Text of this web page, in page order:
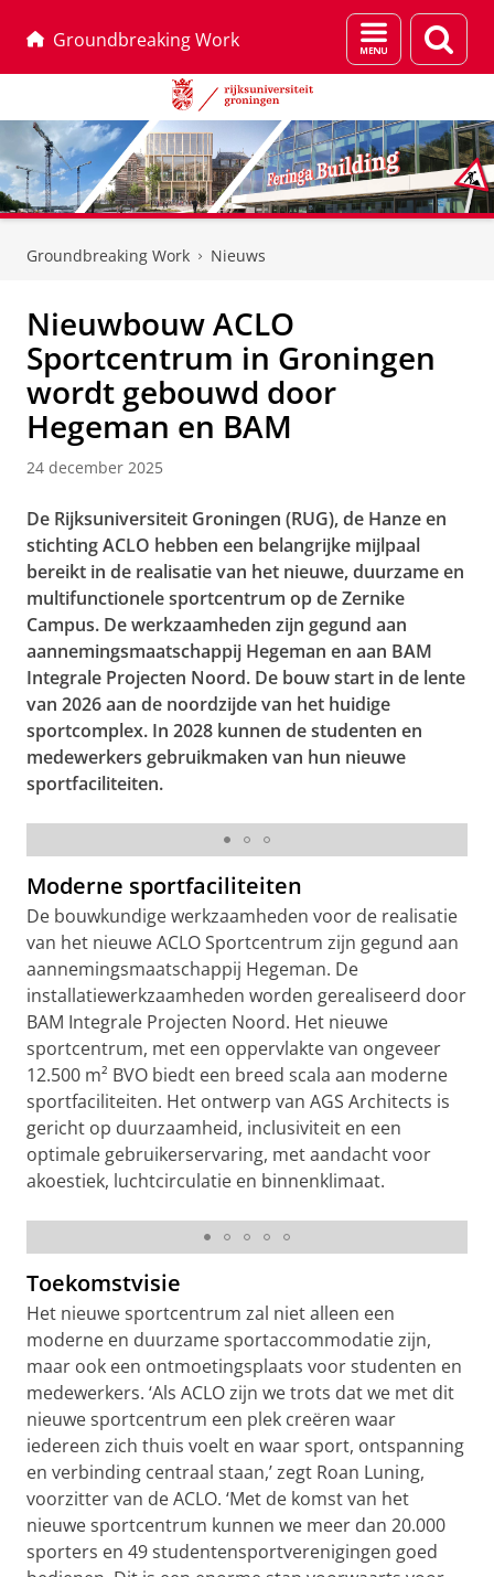
Groundbreaking Work
Menu
en
Groundbreaking Work Nieuws
Nieuwbouw ACLO
Sportcentrum in Groningen
wordt gebouwd door
Hegeman en BAM
24 december 2025
De Rijksuniversiteit Groningen (RUG), de Hanze en
stichting ACLO hebben een belangrijke mijlpaal
bereikt in de realisatie van het nieuwe, duurzame en
multifunctionele sportcentrum op de Zernike
Campus. De werkzaamheden zijn gegund aan
aannemingsmaatschappij Hegeman en aan BAM
Integrale Projecten Noord. De bouw start in de lente
van 2026 aan de noordzijde van het huidige
sportcomplex. In 2028 kunnen de studenten en
medewerkers gebruikmaken van hun nieuwe
sportfaciliteiten.
Moderne sportfaciliteiten
De bouwkundige werkzaamheden voor de realisatie
van het nieuwe ACLO Sportcentrum zijn gegund aan
aannemingsmaatschappij Hegeman. De
installatiewerkzaamheden worden gerealiseerd door
BAM Integrale Projecten Noord. Het nieuwe
sportcentrum, met een oppervlakte van ongeveer
12.500 m² BVO biedt een breed scala aan moderne
sportfaciliteiten. Het ontwerp van AGS Architects is
gericht op duurzaamheid, inclusiviteit en een
optimale gebruikerservaring, met aandacht voor
akoestiek, luchtcirculatie en binnenklimaat.
Toekomstvisie
Het nieuwe sportcentrum zal niet alleen een
moderne en duurzame sportaccommodatie zijn,
maar ook een ontmoetingsplaats voor studenten en
medewerkers. ‘Als ACLO zijn we trots dat we met dit
nieuwe sportcentrum een plek creëren waar
iedereen zich thuis voelt en waar sport, ontspanning
en verbinding centraal staan,’ zegt Roan Luning,
voorzitter van de ACLO. ‘Met de komst van het
nieuwe sportcentrum kunnen we meer dan 20.000
sporters en 49 studentensportverenigingen goed